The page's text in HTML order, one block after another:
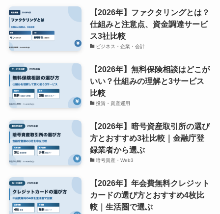
【2026年】ファクタリングとは？
仕組みと注意点、資金調達サービ
ス3社比較
ビジネス・企業・会計
【2026年】無料保険相談はどこが
いい？仕組みの理解と3サービス
比較
投資・資産運用
【2026年】暗号資産取引所の選び
方とおすすめ3社比較｜金融庁登
録業者から選ぶ
暗号資産・Web3
【2026年】年会費無料クレジット
カードの選び方とおすすめ4枚比
較｜生活圏で選ぶ